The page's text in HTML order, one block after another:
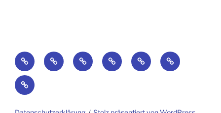
StartseiteBlog
Über
uns
Suchaktionen-
поиск
по
русски
Galerie
Impressum